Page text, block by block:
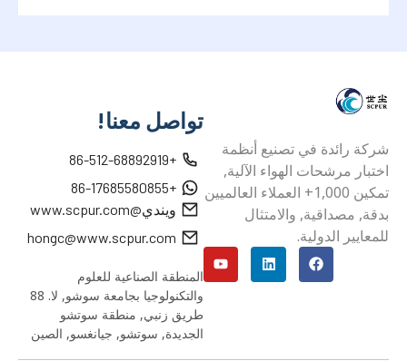
شركة رائدة في تصنيع أنظمة
اختبار مرشحات الهواء الآلية,
تمكين 1,000+ العملاء العالميين
بدقة, مصداقية, والامتثال
للمعايير الدولية.
تواصل معنا!
+86-512-68892919
+86-17685580855
ويندي@www.scpur.com
hongc@www.scpur.com
المنطقة الصناعية للعلوم
والتكنولوجيا بجامعة سوشو, لا. 88
طريق زنبي, منطقة سوتشو
الجديدة, سوتشو, جيانغسو, الصين